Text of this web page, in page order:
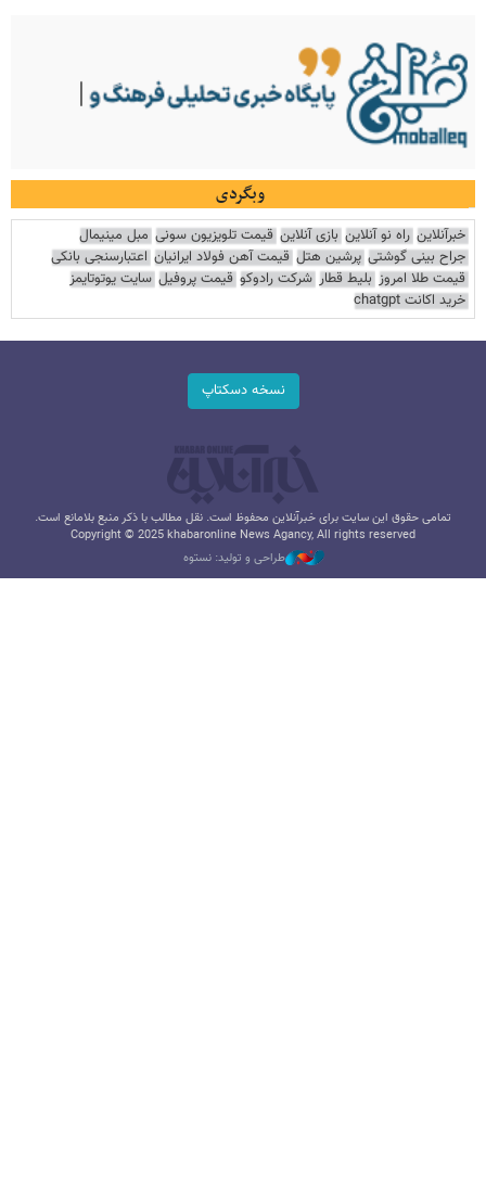
وبگردی
خبرآنلاین راه نو آنلاین بازی آنلاین قیمت تلویزیون سونی مبل مینیمال
جراح بینی گوشتی پرشین هتل قیمت آهن فولاد ایرانیان اعتبارسنجی بانکی
قیمت طلا امروز بلیط قطار شرکت رادوکو قیمت پروفیل سایت یوتوتایمز
خرید اکانت chatgpt
نسخه دسکتاپ
تمامی حقوق این سایت برای خبرآنلاین محفوظ است. نقل مطالب با ذکر منبع بلامانع است.
Copyright © 2025 khabaronline News Agancy, All rights reserved
طراحی و تولید: نستوه